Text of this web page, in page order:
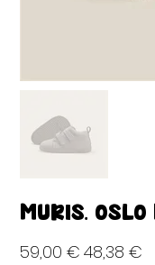
MURIS.
original
59,00 € de
48,38 €